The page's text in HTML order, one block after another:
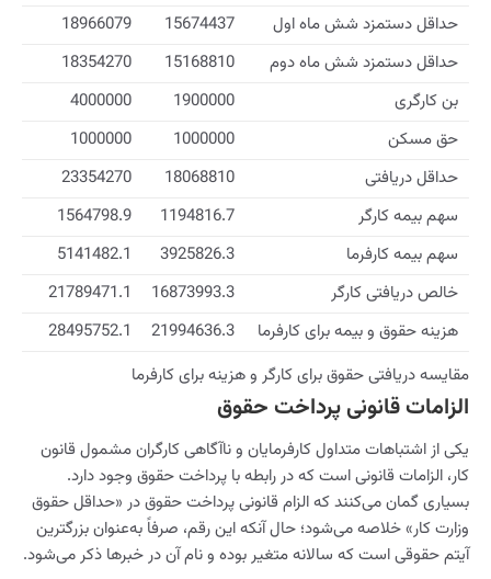
حداقل دستمزد شش ماه اول
15674437
18966079
حداقل دستمزد شش ماه دوم
15168810
18354270
بن کارگری
1900000
4000000
حق مسکن
1000000
1000000
حداقل دریافتی
18068810
23354270
سهم بیمه کارگر
1194816.7
1564798.9
سهم بیمه کارفرما
3925826.3
5141482.1
خالص دریافتی کارگر
16873993.3
21789471.1
هزینه حقوق و بیمه برای کارفرما
21994636.3
28495752.1
مقایسه دریافتی حقوق برای کارگر و هزینه برای کارفرما
الزامات قانونی پرداخت حقوق
یکی از اشتباهات متداول کارفرمایان و ناآگاهی کارگران مشمول قانون
کار، الزامات قانونی است که در رابطه با پرداخت حقوق وجود دارد.
بسیاری گمان می‌کنند که الزام قانونی پرداخت حقوق در «حداقل حقوق
وزارت کار» خلاصه می‌شود؛ حال آنکه این رقم، صرفاً به‌‌عنوان بزرگترین
آیتم حقوقی است که سالانه متغیر بوده و نام آن در خبرها ذکر می‌شود.